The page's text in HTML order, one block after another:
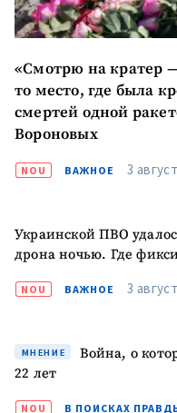
«Смотрю на кратер
то место, где была
смертей одной
Вороновых
NOU ВАЖНОЕ 3
Украинской ПВО
дрона ночью. Где
NOU ВАЖНОЕ 3
МНЕНИЕ
Война, о
22 лет
NOU В ПОИСКАХ
МОЯ НОВОСТЬ
Фотография
+ Загрузить
новости